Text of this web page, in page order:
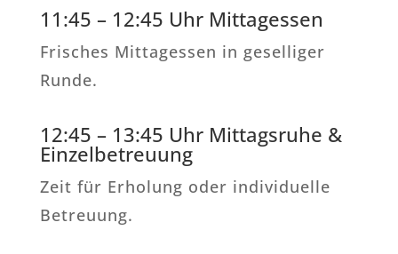
11:45 – 12:45 Uhr Mittagessen
Frisches Mittagessen in geselliger
Runde.
12:45 – 13:45 Uhr Mittagsruhe &
Einzelbetreuung
Zeit für Erholung oder individuelle
Betreuung.